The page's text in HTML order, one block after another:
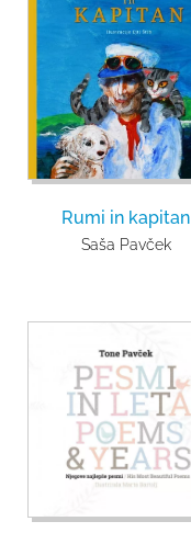
Rumi in kapitan
Saša Pavček